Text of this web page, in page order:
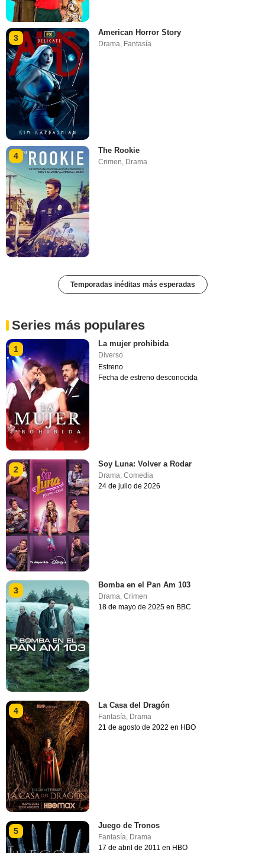
3
American Horror Story
Drama, Fantasía
4
The Rookie
Crimen Drama
Temporadas inéditas más esperadas
Series más populares
1
La mujer prohibida
Diverso
Estreno
Fecha de estreno desconocida
2
Soy Luna: Volver a Rodar
Drama,Comedia
24 de julio de 2026
3
Bomba en el Pan Am 103
Drama ,Crimen
18 de mayo de 2025 en BBC
4
La Casa del Dragón
Fantasía, Drama
21 de agosto de 2022 en HBO
5
Juego de Tronos
Fantasía, Drama
17 de abril de 2011 en HBO